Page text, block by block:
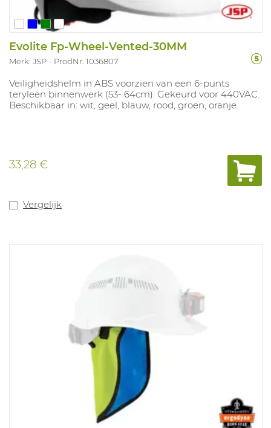
Evolite Fp-Wheel-Vented-30MM
Merk: JSP ProdNr. 1036807
Veiligheidshelm in ABS voorzien van een 6-punts
teryleen binnenwerk (53- 64cm). Gekeurd voor 440VAC.
Beschikbaar in: wit, geel, blauw, rood, groen, oranje.
33,28 €
Vergelijk